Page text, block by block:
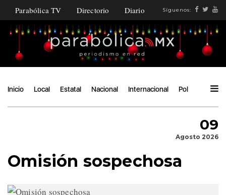
Parabólica TV Directorio Diario Síguenos:
Inicio Local Estatal Nacional Internacional Política
09
Agosto 2026
Omisión sospechosa